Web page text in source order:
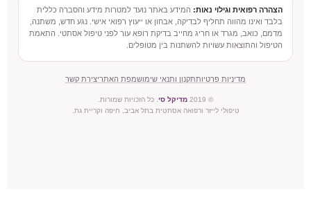
הצהרה רפואית וגילוי נאות:המידע באתר נועד למטרות מידע והסברה כללית
בלבד ואינו מהווה תחליף לבדיקה, אבחון או ייעוץ רפואי אישי. נגע חדש, משתנה,
מדמם, כואב, מגרד או חריג מחייב בדיקת רופא עור לפני טיפול אסתטי. התאמת
הטיפול והתוצאות עשויות להשתנות בין מטופלים.
מדיניות פרטיותתקנון ותנאי שימושמפת האתריצירת קשר
© 2019 מדיקל סי. כל הזכויות שמורות.
טיפולי לייזר ורפואה אסתטית בתל אביב, חיפה וקריית גת.